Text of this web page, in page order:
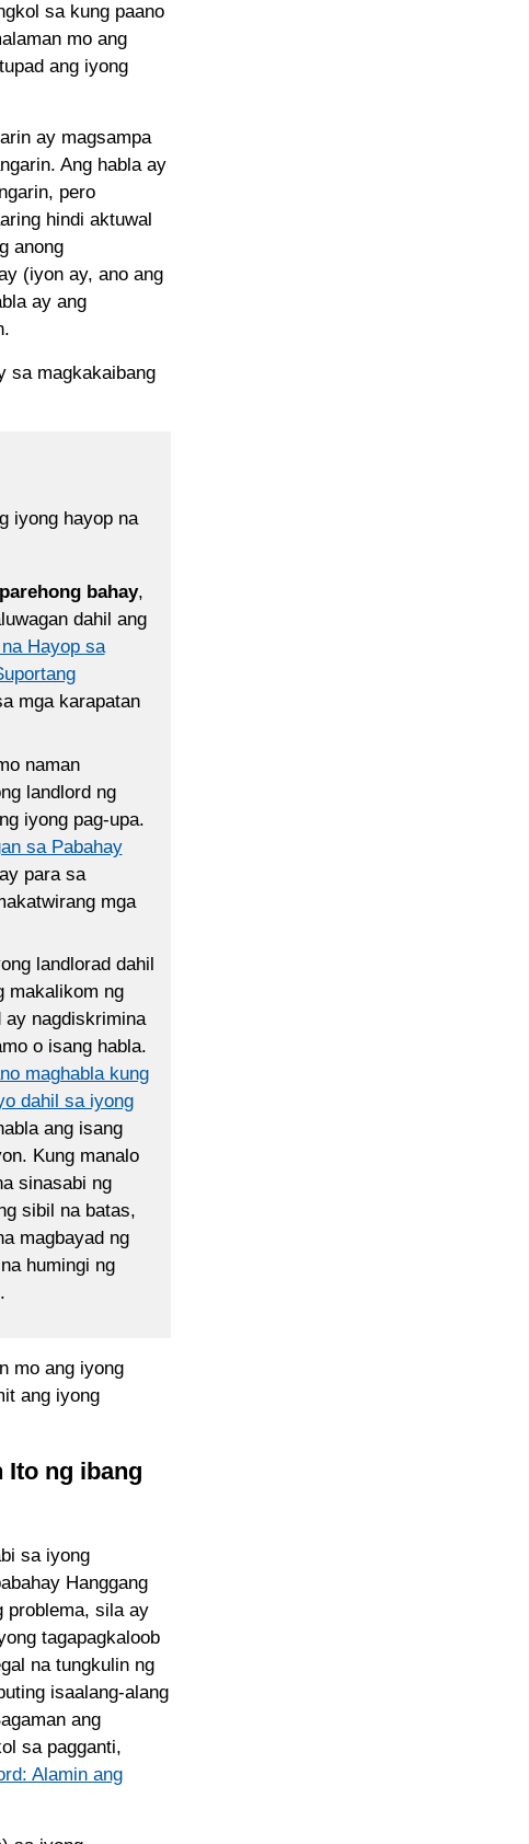
sa kung paano
mo ang
ang iyong
ay magsampa
Ang habla ay
pero
hindi aktuwal
anong
(iyon ay, ano ang
ay ang
sa magkakaibang
iyong hayop na
bahay,
dahil ang
Hayop sa
mga karapatan
naman
landlord ng
iyong pag-upa.
sa Pabahay
para sa
mga
landlorad dahil
makalikom ng
ay nagdiskrimina
o isang habla.
maghabla kung
dahil sa iyong
ang isang
Kung manalo
sinasabi ng
sibil na batas,
magbayad ng
humingi ng
mo ang iyong
ang iyong
Ito ng ibang
sa iyong
Hanggang
problema, sila ay
tagapagkaloob
na tungkulin ng
isaalang-alang
ang
sa pagganti,
Alamin ang